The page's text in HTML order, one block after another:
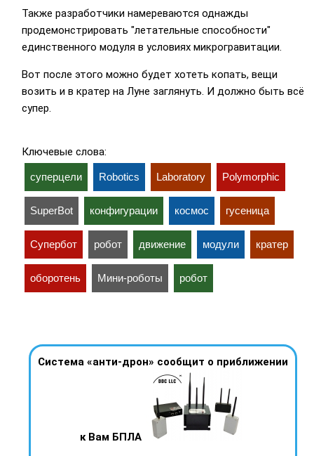
Также разработчики намереваются однажды
продемонстрировать "летательные способности"
единственного модуля в условиях микрогравитации.
Вот после этого можно будет хотеть копать, вещи
возить и в кратер на Луне заглянуть. И должно быть всё
супер.
Ключевые слова:
суперцели Robotics Laboratory Polymorphic
SuperBot конфигурации космос гусеница
Супербот робот движение модули кратер
оборотень Мини-роботы робот
Система «анти-дрон» сообщит о приближении
к Вам БПЛА